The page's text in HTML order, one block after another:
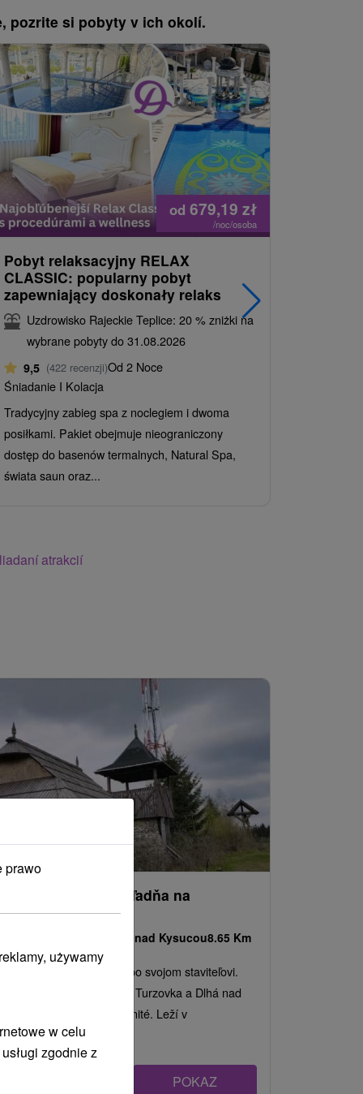
pozrite si pobyty v ich okolí.
od 679,19 zł
/noc/osoba
Pobyt relaksacyjny RELAX
CLASSIC: popularny pobyt
zapewniający doskonały relaks
Uzdrowisko Rajeckie Teplice: 20 % zniżki na
wybrane pobyty do 31.08.2026
9,5 (422 recenzji)Od 2 Noce
Śniadanie I Kolacja
Tradycyjny zabieg spa z noclegiem i dwoma
posiłkami. Pakiet obejmuje nieograniczony
dostęp do basenów termalnych, Natural Spa,
świata saun oraz...
atrakcií
Mikovčákova rozhľadňa na
Kamenitom
Dlhá nad Kysucou8.65 Km
Rozhľadňa nesie názov po svojom staviteľovi.
Nájdete ju medzi obcami Turzovka a Dlhá nad
Kysucou na vrchu Kamenité. Leží v
nadmorskej...
POKAZ
prawo
używamy
w celu
zgodnie z